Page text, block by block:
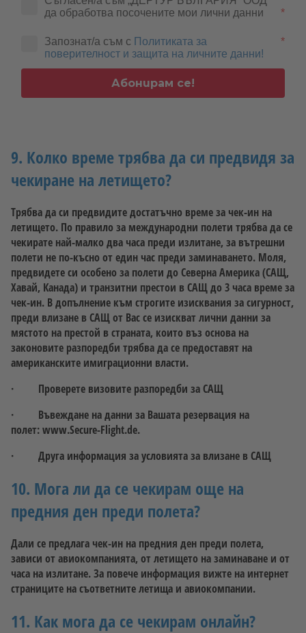
гарантирани, тъй като авиокомпаниите си запазват правото
на промени в разписанието на полетите. Също и за обратния
полет не са изключени краткосрочни промени на известните
Ви часове на излитане от страна на авиокомпаниите. Затова
Ви препоръчваме да поискате потвърждение за Вашия
обратен полет от съответната авиокомпания 2-3 дни преди
полета, защото в противен случай при определени
9. Колко време трябва да си предвидя за
чекиране на летището?
Трябва да си предвидите достатъчно време за чек-ин на
летището. По правило за международни полети трябва да се
чекирате най-малко два часа преди излитане, за вътрешни
полети не по-късно от един час преди заминаването. Моля,
предвидете си особено за полети до Северна Америка (САЩ,
Хавай, Канада) и транзитни престои в САЩ до 3 часа време за
чек-ин. В допълнение към строгите изисквания за сигурност,
преди влизане в САЩ от Вас се изискват лични данни за
мястото на престой в страната, които въз основа на
законовите разпоредби трябва да се предоставят на
американските имиграционни власти.
· Проверете визовите разпоредби за САЩ
· Въвеждане на данни за Вашата резервация на
полет: www.Secure-Flight.de.
· Друга информация за условията за влизане в САЩ
10. Мога ли да се чекирам още на
предния ден преди полета?
Дали се предлага чек-ин на предния ден преди полета,
зависи от авиокомпанията, от летището на заминаване и от
часа на излитане. За повече информация вижте на интернет
страниците на съответните летища и авиокомпании.
11. Как мога да се чекирам онлайн?
да обработва посочените мои лични данни
*
Запознат/а съм с Политиката за
поверителност и защита на личните данни!
*
Абонирам се!